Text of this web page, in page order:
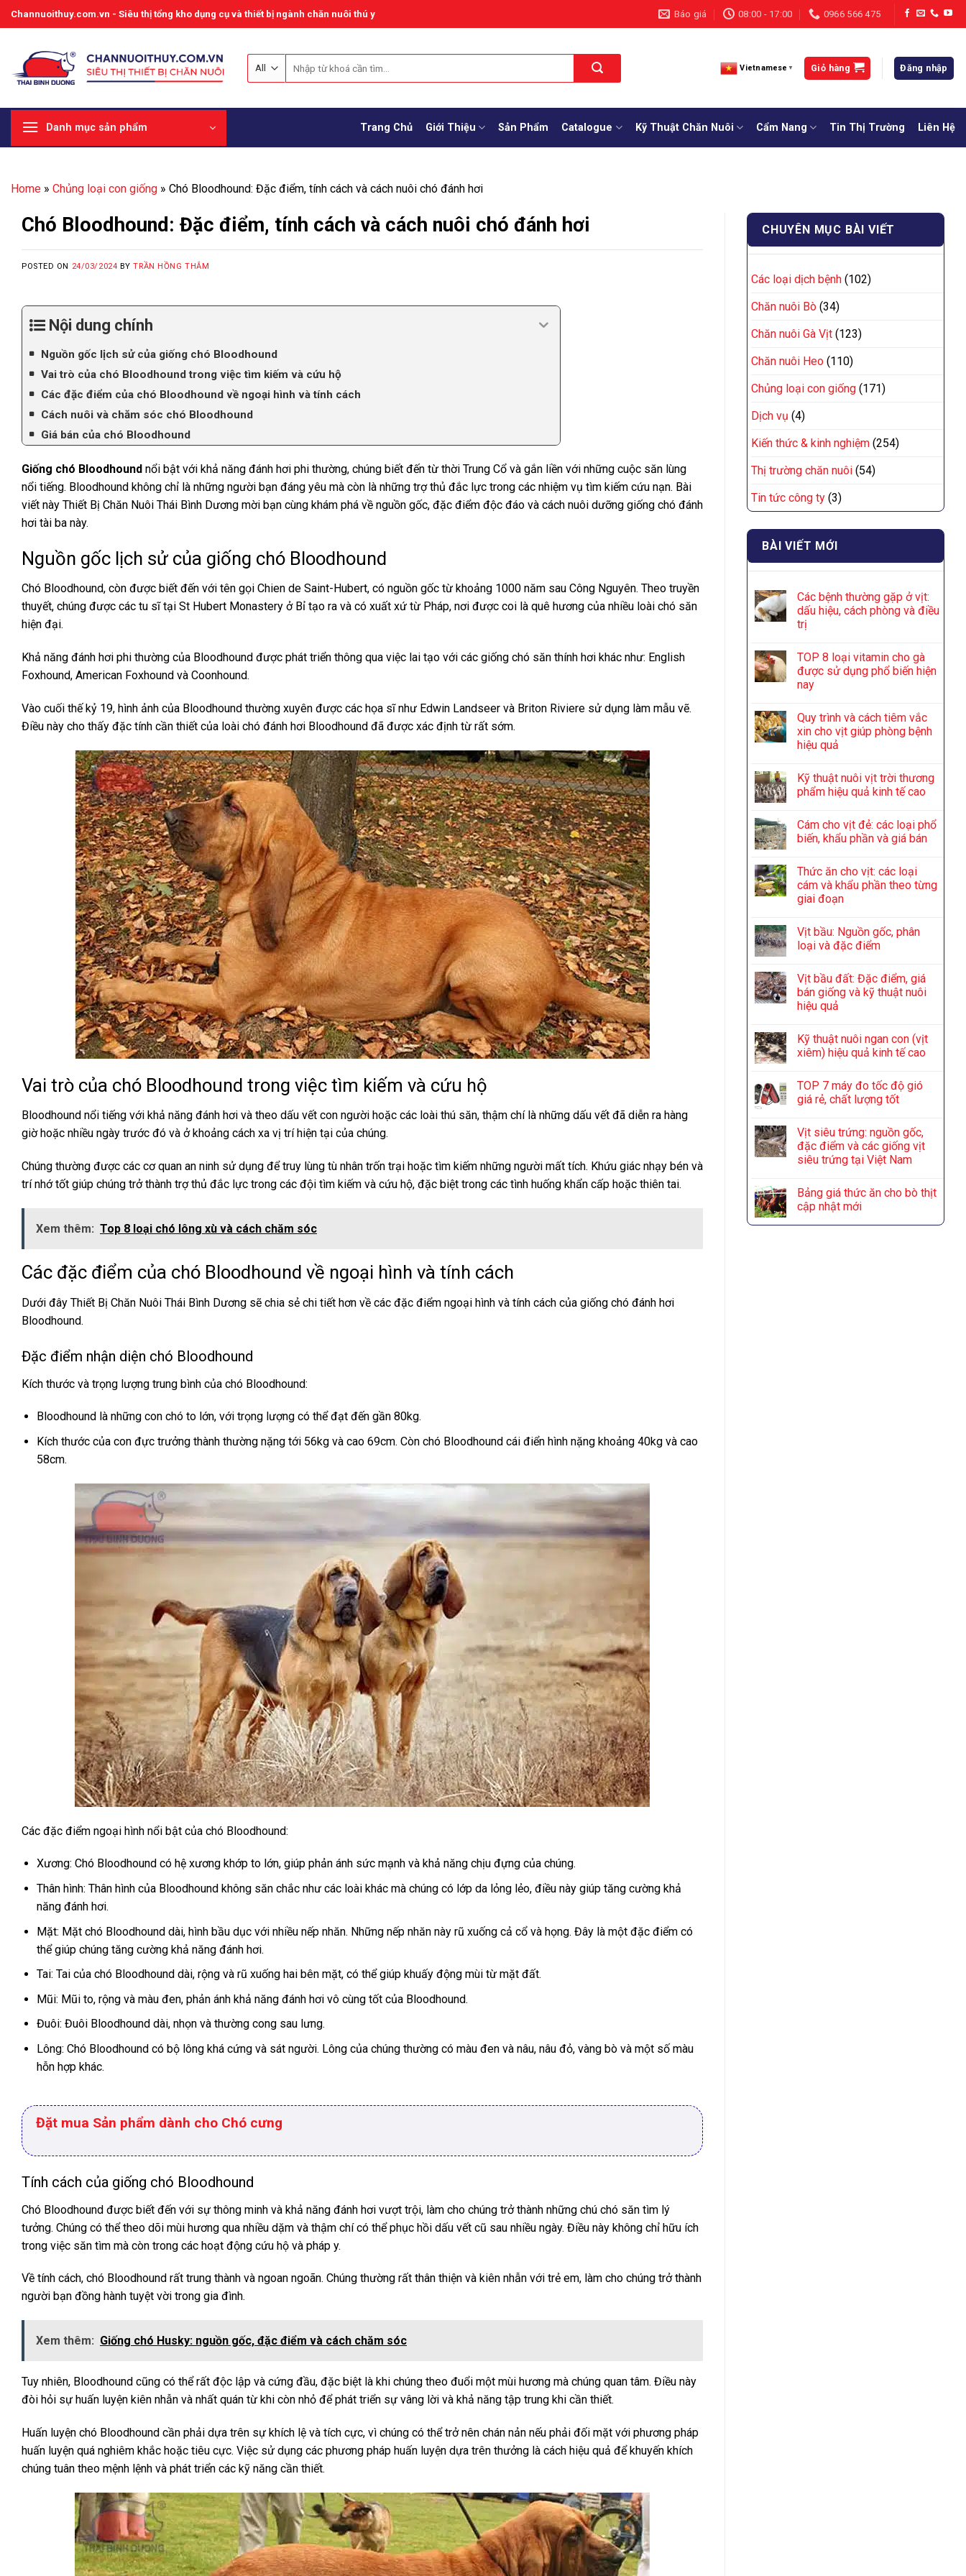
Skip
to
Channuoithuy.com.vn - Siêu thị tổng kho dụng cụ và thiết bị ngành chăn nuôi thú y Báo giá 08:00 - 17:00 0966 566 475
kiếm:
Vietnamese ▼ Giỏ hàng Đăng nhập
Danh mục sản phẩm Trang Chủ Giới Thiệu Sản Phẩm Catalogue Kỹ Thuật Chăn Nuôi Cẩm Nang Tin Thị Trường Liên Hệ
Home » Chủng loại con giống » Chó Bloodhound: Đặc điểm, tính cách và cách nuôi chó đánh hơi
Chó Bloodhound: Đặc điểm, tính cách và cách nuôi chó đánh hơi
POSTED ON 24/03/2024 BYTRẦN HỒNG THẮM
Nội dung chính
Nguồn gốc lịch sử của giống chó Bloodhound
Vai trò của chó Bloodhound trong việc tìm kiếm và cứu hộ
Các đặc điểm của chó Bloodhound về ngoại hình và tính cách
Cách nuôi và chăm sóc chó Bloodhound
Giá bán của chó Bloodhound
Giống chó Bloodhound nổi bật với khả năng đánh hơi phi thường, chúng biết đến từ thời Trung Cổ và gắn liền với những cuộc săn lùng
nổi tiếng. Bloodhound không chỉ là những người bạn đáng yêu mà còn là những trợ thủ đắc lực trong các nhiệm vụ tìm kiếm cứu nạn. Bài
viết này Thiết Bị Chăn Nuôi Thái Bình Dương mời bạn cùng khám phá về nguồn gốc, đặc điểm độc đáo và cách nuôi dưỡng giống chó đánh
hơi tài ba này.
Nguồn gốc lịch sử của giống chó Bloodhound
Chó Bloodhound, còn được biết đến với tên gọi Chien de Saint-Hubert, có nguồn gốc từ khoảng 1000 năm sau Công Nguyên. Theo truyền
thuyết, chúng được các tu sĩ tại St Hubert Monastery ở Bỉ tạo ra và có xuất xứ từ Pháp, nơi được coi là quê hương của nhiều loài chó săn
hiện đại.
Khả năng đánh hơi phi thường của Bloodhound được phát triển thông qua việc lai tạo với các giống chó săn thính hơi khác như: English
Foxhound, American Foxhound và Coonhound.
Vào cuối thế kỷ 19, hình ảnh của Bloodhound thường xuyên được các họa sĩ như Edwin Landseer và Briton Riviere sử dụng làm mẫu vẽ.
Điều này cho thấy đặc tính cần thiết của loài chó đánh hơi Bloodhound đã được xác định từ rất sớm.
Vai trò của chó Bloodhound trong việc tìm kiếm và cứu hộ
Bloodhound nổi tiếng với khả năng đánh hơi và theo dấu vết con người hoặc các loài thú săn, thậm chí là những dấu vết đã diễn ra hàng
giờ hoặc nhiều ngày trước đó và ở khoảng cách xa vị trí hiện tại của chúng.
Chúng thường được các cơ quan an ninh sử dụng để truy lùng tù nhân trốn trại hoặc tìm kiếm những người mất tích. Khứu giác nhạy bén và
trí nhớ tốt giúp chúng trở thành trợ thủ đắc lực trong các đội tìm kiếm và cứu hộ, đặc biệt trong các tình huống khẩn cấp hoặc thiên tai.
Xem thêm: Top 8 loại chó lông xù và cách chăm sóc
Các đặc điểm của chó Bloodhound về ngoại hình và tính cách
Dưới đây Thiết Bị Chăn Nuôi Thái Bình Dương sẽ chia sẻ chi tiết hơn về các đặc điểm ngoại hình và tính cách của giống chó đánh hơi
Bloodhound.
Đặc điểm nhận diện chó Bloodhound
Kích thước và trọng lượng trung bình của chó Bloodhound:
Bloodhound là những con chó to lớn, với trọng lượng có thể đạt đến gần 80kg.
Kích thước của con đực trưởng thành thường nặng tới 56kg và cao 69cm. Còn chó Bloodhound cái điển hình nặng khoảng 40kg và cao
58cm.
Các đặc điểm ngoại hình nổi bật của chó Bloodhound:
Xương: Chó Bloodhound có hệ xương khớp to lớn, giúp phản ánh sức mạnh và khả năng chịu đựng của chúng.
Thân hình: Thân hình của Bloodhound không săn chắc như các loài khác mà chúng có lớp da lỏng lẻo, điều này giúp tăng cường khả
năng đánh hơi.
Mặt: Mặt chó Bloodhound dài, hình bầu dục với nhiều nếp nhăn. Những nếp nhăn này rũ xuống cả cổ và họng. Đây là một đặc điểm có
thể giúp chúng tăng cường khả năng đánh hơi.
Tai: Tai của chó Bloodhound dài, rộng và rũ xuống hai bên mặt, có thể giúp khuấy động mùi từ mặt đất.
Mũi: Mũi to, rộng và màu đen, phản ánh khả năng đánh hơi vô cùng tốt của Bloodhound.
Đuôi: Đuôi Bloodhound dài, nhọn và thường cong sau lưng.
Lông: Chó Bloodhound có bộ lông khá cứng và sát người. Lông của chúng thường có màu đen và nâu, nâu đỏ, vàng bò và một số màu
hỗn hợp khác.
Đặt mua Sản phẩm dành cho Chó cưng
Tính cách của giống chó Bloodhound
Chó Bloodhound được biết đến với sự thông minh và khả năng đánh hơi vượt trội, làm cho chúng trở thành những chú chó săn tìm lý
tưởng. Chúng có thể theo dõi mùi hương qua nhiều dặm và thậm chí có thể phục hồi dấu vết cũ sau nhiều ngày. Điều này không chỉ hữu ích
trong việc săn tìm mà còn trong các hoạt động cứu hộ và pháp y.
Về tính cách, chó Bloodhound rất trung thành và ngoan ngoãn. Chúng thường rất thân thiện và kiên nhẫn với trẻ em, làm cho chúng trở thành
người bạn đồng hành tuyệt vời trong gia đình.
Xem thêm: Giống chó Husky: nguồn gốc, đặc điểm và cách chăm sóc
Tuy nhiên, Bloodhound cũng có thể rất độc lập và cứng đầu, đặc biệt là khi chúng theo đuổi một mùi hương mà chúng quan tâm. Điều này
đòi hỏi sự huấn luyện kiên nhẫn và nhất quán từ khi còn nhỏ để phát triển sự vâng lời và khả năng tập trung khi cần thiết.
Huấn luyện chó Bloodhound cần phải dựa trên sự khích lệ và tích cực, vì chúng có thể trở nên chán nản nếu phải đối mặt với phương pháp
huấn luyện quá nghiêm khắc hoặc tiêu cực. Việc sử dụng các phương pháp huấn luyện dựa trên thưởng là cách hiệu quả để khuyến khích
chúng tuân theo mệnh lệnh và phát triển các kỹ năng cần thiết.
CHUYÊN MỤC BÀI VIẾT
Các loại dịch bệnh (102)
Chăn nuôi Bò (34)
Chăn nuôi Gà Vịt (123)
Chăn nuôi Heo (110)
Chủng loại con giống (171)
Dịch vụ (4)
Kiến thức & kinh nghiệm (254)
Thị trường chăn nuôi (54)
Tin tức công ty (3)
BÀI VIẾT MỚI
Các bệnh thường gặp ở vịt:
dấu hiệu, cách phòng và điều
trị
TOP 8 loại vitamin cho gà
được sử dụng phổ biến hiện
nay
Quy trình và cách tiêm vắc
xin cho vịt giúp phòng bệnh
hiệu quả
Kỹ thuật nuôi vịt trời thương
phẩm hiệu quả kinh tế cao
Cám cho vịt đẻ: các loại phổ
biến, khẩu phần và giá bán
Thức ăn cho vịt: các loại
cám và khẩu phần theo từng
giai đoạn
Vịt bầu: Nguồn gốc, phân
loại và đặc điểm
Vịt bầu đất: Đặc điểm, giá
bán giống và kỹ thuật nuôi
hiệu quả
Kỹ thuật nuôi ngan con (vịt
xiêm) hiệu quả kinh tế cao
TOP 7 máy đo tốc độ gió
giá rẻ, chất lượng tốt
Vịt siêu trứng: nguồn gốc,
đặc điểm và các giống vịt
siêu trứng tại Việt Nam
Bảng giá thức ăn cho bò thịt
cập nhật mới